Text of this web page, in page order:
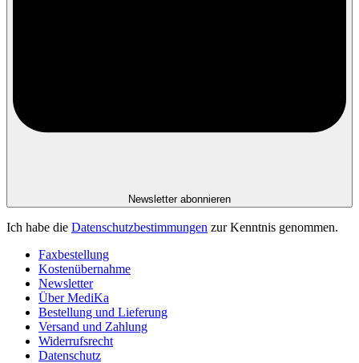
Newsletter abonnieren
Ich habe die Datenschutzbestimmungen zur Kenntnis genommen.
Faxbestellung
Kostenübernahme
Newsletter
Über MediKa
Bestellung und Lieferung
Versand und Zahlung
Widerrufsrecht
Datenschutz